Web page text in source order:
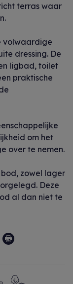
terras waar
volwaardige
dressing. De
ligbad, toilet
praktische
om het
over te nemen.
bod, zowel lager
Deze
al dan niet te